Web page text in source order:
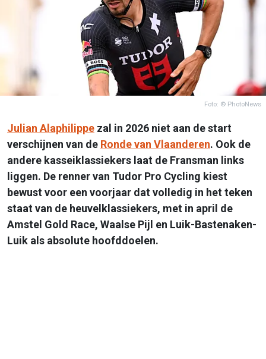
Foto: © PhotoNews
Julian Alaphilippe zal in 2026 niet aan de start
verschijnen van de Ronde van Vlaanderen. Ook de
andere kasseiklassiekers laat de Fransman links
liggen. De renner van Tudor Pro Cycling kiest
bewust voor een voorjaar dat volledig in het teken
staat van de heuvelklassiekers, met in april de
Amstel Gold Race, Waalse Pijl en Luik-Bastenaken-
Luik als absolute hoofddoelen.